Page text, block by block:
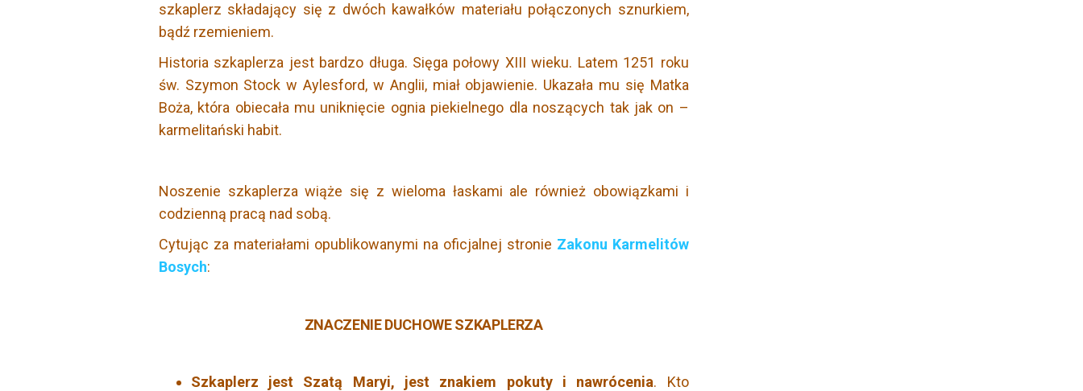
szkaplerz składający się z dwóch kawałków materiału połączonych sznurkiem,
bądź rzemieniem.
Historia szkaplerza jest bardzo długa. Sięga połowy XIII wieku. Latem 1251 roku
św. Szymon Stock w Aylesford, w Anglii, miał objawienie. Ukazała mu się Matka
Boża, która obiecała mu uniknięcie ognia piekielnego dla noszących tak jak on –
karmelitański habit.
Noszenie szkaplerza wiąże się z wieloma łaskami ale również obowiązkami i
codzienną pracą nad sobą.
Cytując za materiałami opublikowanymi na oficjalnej stronie Zakonu Karmelitów
Bosych:
ZNACZENIE DUCHOWE SZKAPLERZA
Szkaplerz jest Szatą Maryi, jest znakiem pokuty i nawrócenia. Kto